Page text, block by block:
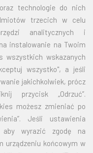
technologie do nich
trzecich w celu
analitycznych i
instalowanie na Twoim
wszystkich wskazanych
wszystko", a jeśli
jakichkolwiek, prócz
przycisk „Odrzuć”.
możesz zmieniać po
Jeśli ustawienia
aby wyrazić zgodę na
urządzeniu końcowym w
39,98
83,03